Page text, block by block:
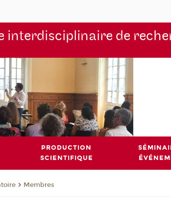
interdisciplinaire de
PRODUCTION
SCIENTIFIQUE
Membres